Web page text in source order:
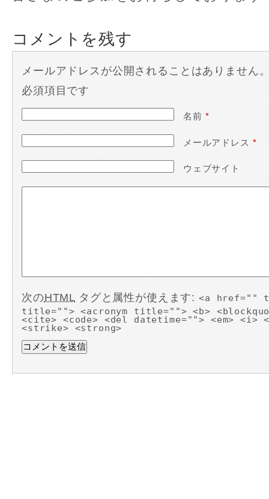
コメントを残す
メールアドレスが公開されることはありません
必須項目です
名前*
メールアドレス*
ウェブサイト
次のHTMLタグと属性が使えます:<a href=""
title=""> <acronym title=""> <b>
<cite> <code> <del datetime=""> <em> <i>
<strike> <strong>